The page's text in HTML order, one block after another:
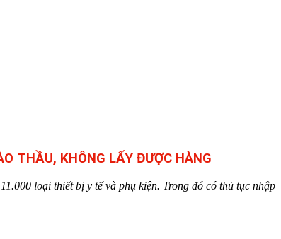
THẦU, KHÔNG LẤY ĐƯỢC HÀNG
loại thiết bị y tế và phụ kiện. Trong đó có thủ tục nhập